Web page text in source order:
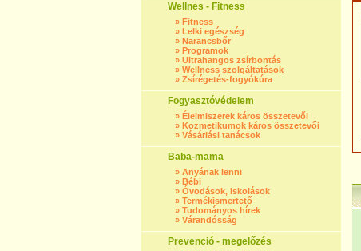
Wellnes - Fitness
» Fitness
» Lelki egészség
» Narancsbőr
» Programok
» Ultrahangos zsírbontás
» Wellness szolgáltatások
» Zsírégetés-fogyókúra
Fogyasztóvédelem
» Élelmiszerek káros összetevői
» Kozmetikumok káros összetevői
» Vásárlási tanácsok
Baba-mama
» Anyának lenni
» Bébi
» Óvodások, iskolások
» Termékismertető
» Tudományos hírek
» Várandósság
Prevenció - megelőzés